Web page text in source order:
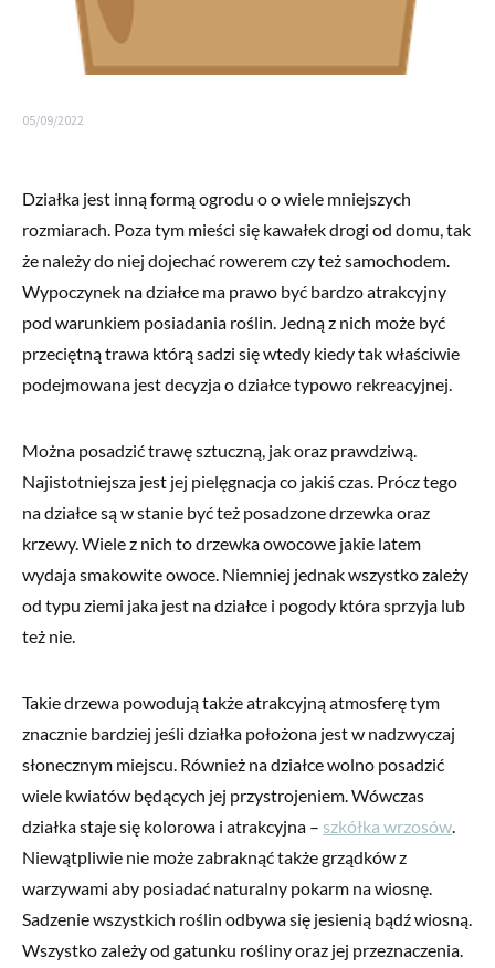
05/09/2022
Działka jest inną formą ogrodu o o wiele mniejszych
rozmiarach. Poza tym mieści się kawałek drogi od domu, tak
że należy do niej dojechać rowerem czy też samochodem.
Wypoczynek na działce ma prawo być bardzo atrakcyjny
pod warunkiem posiadania roślin. Jedną z nich może być
przeciętną trawa którą sadzi się wtedy kiedy tak właściwie
podejmowana jest decyzja o działce typowo rekreacyjnej.
Można posadzić trawę sztuczną, jak oraz prawdziwą.
Najistotniejsza jest jej pielęgnacja co jakiś czas. Prócz tego
na działce są w stanie być też posadzone drzewka oraz
krzewy. Wiele z nich to drzewka owocowe jakie latem
wydaja smakowite owoce. Niemniej jednak wszystko zależy
od typu ziemi jaka jest na działce i pogody która sprzyja lub
też nie.
Takie drzewa powodują także atrakcyjną atmosferę tym
znacznie bardziej jeśli działka położona jest w nadzwyczaj
słonecznym miejscu. Również na działce wolno posadzić
wiele kwiatów będących jej przystrojeniem. Wówczas
działka staje się kolorowa i atrakcyjna – szkółka wrzosów
Niewątpliwie nie może zabraknąć także grządków z
warzywami aby posiadać naturalny pokarm na wiosnę.
Sadzenie wszystkich roślin odbywa się jesienią bądź wiosną.
Wszystko zależy od gatunku rośliny oraz jej przeznaczenia.